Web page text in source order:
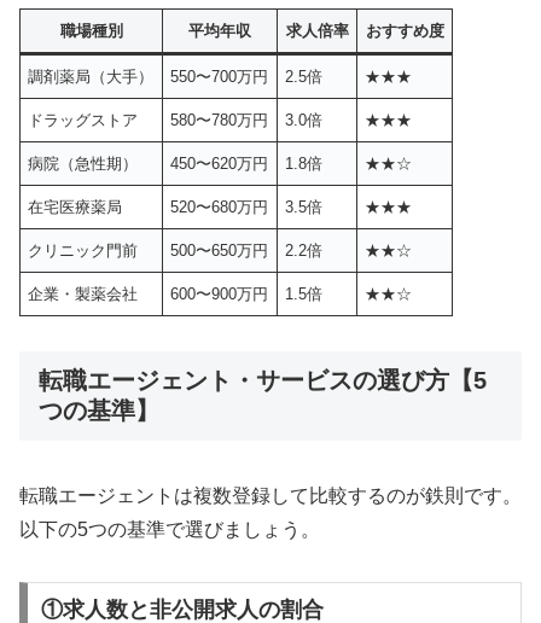
職場種別 平均年収 求人倍率 おすすめ度
調剤薬局（大手） 550〜700万円 2.5倍 ★★★
ドラッグストア 580〜780万円 3.0倍 ★★★
病院（急性期） 450〜620万円 1.8倍 ★★☆
在宅医療薬局 520〜680万円 3.5倍 ★★★
クリニック門前 500〜650万円 2.2倍 ★★☆
企業・製薬会社 600〜900万円 1.5倍 ★★☆
転職エージェント・サービスの選び方【5
つの基準】
転職エージェントは複数登録して比較するのが鉄則です。
以下の5つの基準で選びましょう。
①求人数と非公開求人の割合